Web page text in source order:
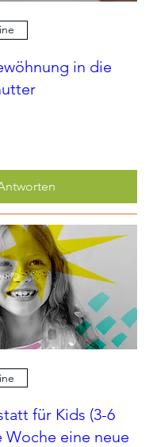
in die
für Kids (3-6
Woche eine neue